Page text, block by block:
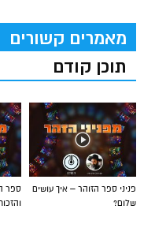
מאמרים קשורים
תוכן קודם
ספר
פניני ספר הזוהר – איך עושים
שלום?